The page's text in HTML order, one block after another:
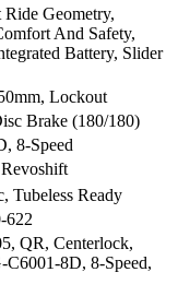
Geometry,
And Safety,
Battery, Slider
Lockout
Brake (180/180)
8-Speed
Tubeless Ready
622
QR, Centerlock,
8D, 8-Speed,